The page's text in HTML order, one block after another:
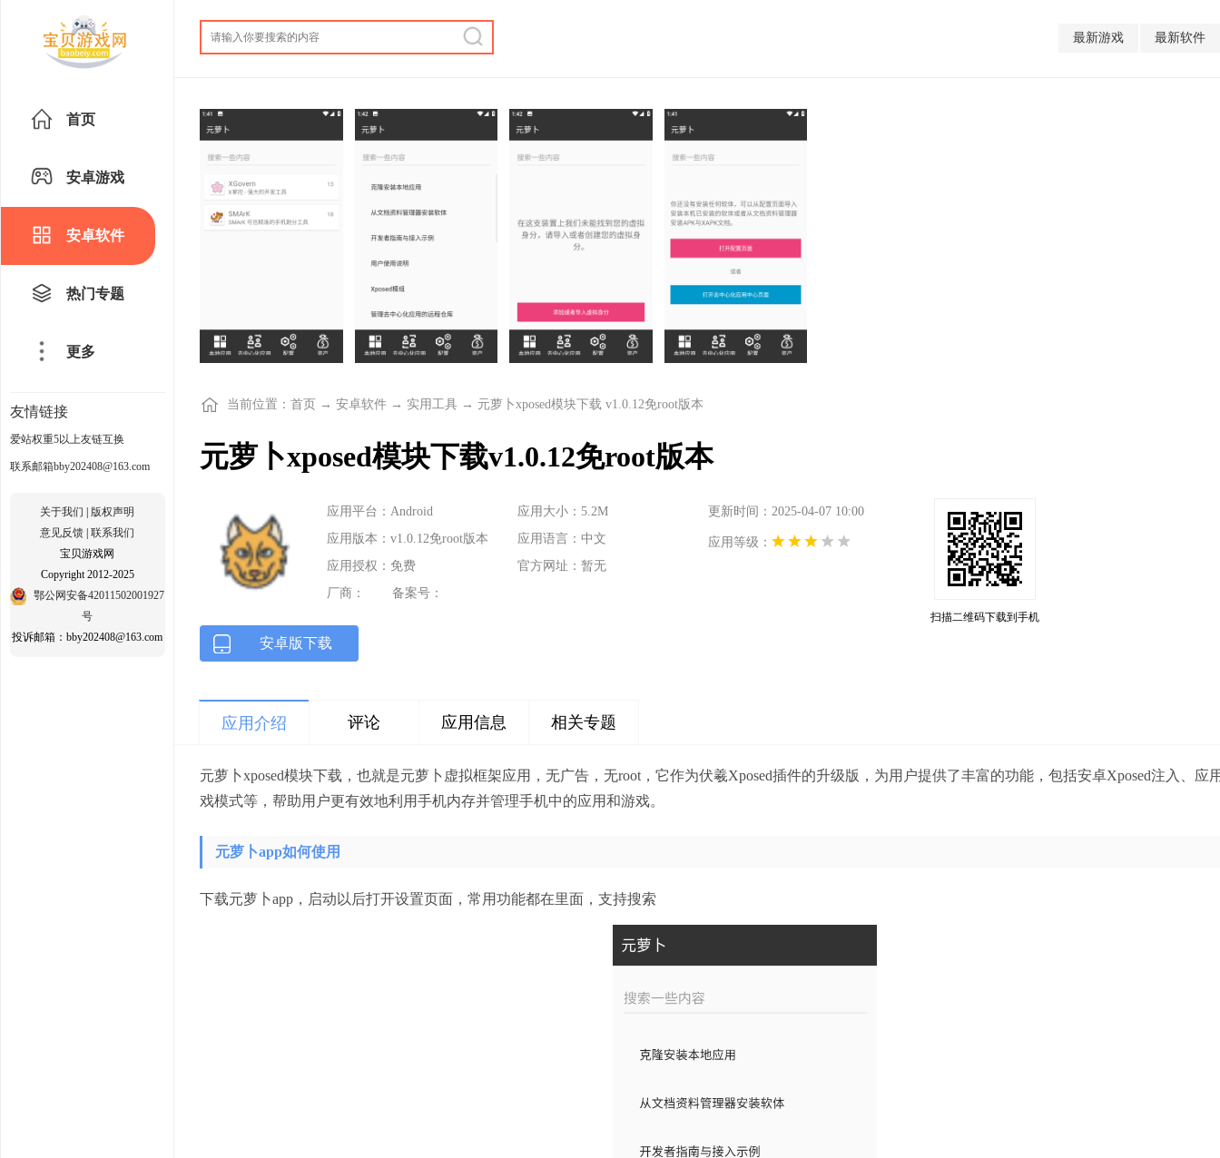
最新游戏 最新软件
首页
安卓游戏
安卓软件
热门专题
更多
友情链接
爱站权重5以上友链互换
联系邮箱bby202408@163.com
关于我们 | 版权声明
意见反馈 | 联系我们
宝贝游戏网
Copyright 2012-2025
鄂公网安备42011502001927
号
投诉邮箱：bby202408@163.com
当前位置： 首页 → 安卓软件 → 实用工具 → 元萝卜xposed模块下载 v1.0.12免root版本
元萝卜xposed模块下载v1.0.12免root版本
应用平台：Android 应用大小：5.2M
更新时间：2025-04-07 10:00
应用版本：v1.0.12免root版本
应用语言：中文
应用等级：
应用授权：免费
官方网址：暂无
厂商：
备案号：
扫描二维码下载到手机
安卓版下载
应用介绍 评论 应用信息 相关专题
元萝卜xposed模块下载，也就是元萝卜虚拟框架应用，无广告，无root，它作为伏羲Xposed插件的升级版，为用户提供了丰富的功能，包括安卓Xposed注入、应
戏模式等，帮助用户更有效地利用手机内存并管理手机中的应用和游戏。
元萝卜app如何使用
下载元萝卜app，启动以后打开设置页面，常用功能都在里面，支持搜索